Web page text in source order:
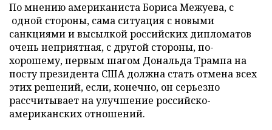
По мнению американиста Бориса Межуева, с
одной стороны, сама ситуация с новыми
санкциями и высылкой российских дипломатов
очень неприятная, с другой стороны, по-
хорошему, первым шагом Дональда Трампа на
посту президента США должна стать отмена всех
этих решений, если, конечно, он серьезно
рассчитывает на улучшение российско-
американских отношений.